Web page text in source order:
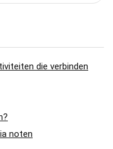
die verbinden
noten